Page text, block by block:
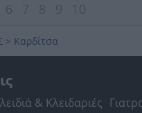
6 7 8 9 10
> Καρδίτσα
& Κλειδαριές